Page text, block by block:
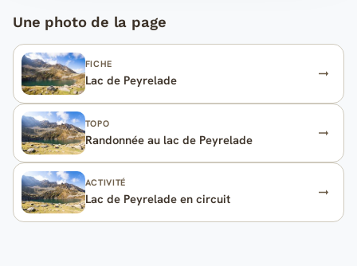
Une photo de la page
FICHE
Lac de Peyrelade
TOPO
Randonnée au lac de Peyrelade
ACTIVITÉ
Lac de Peyrelade en circuit